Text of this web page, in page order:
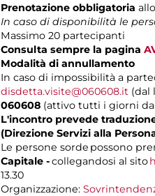
Prenotazione obbligatoria
In caso di disponibilità le
Massimo 20 partecipanti
Consulta sempre la pagina
Modalità di annullamento
In caso di impossibilità a
disdetta.visite@060608.it (dal
060608 (attivo tutti i giorni
L'incontro prevede
(Direzione Servizi alla
Le persone sorde possono
Capitale -collegandosi al sito
13.30
Organizzazione: